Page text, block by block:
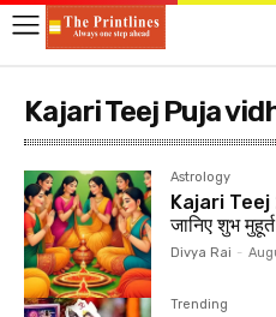
Kajari Teej Puja
Astrology
Kajari Teej
जानिए शुभ
Divya Rai -
Trending